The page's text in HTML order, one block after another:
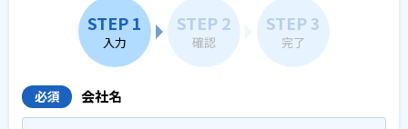
STEP 1
入力
STEP 2
確認
STEP 3
完了
必須 会社名